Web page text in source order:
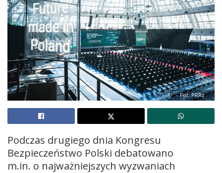
Fot. PRRz
Podczas drugiego dnia Kongresu
Bezpieczeństwo Polski debatowano
m.in. o najważniejszych wyzwaniach